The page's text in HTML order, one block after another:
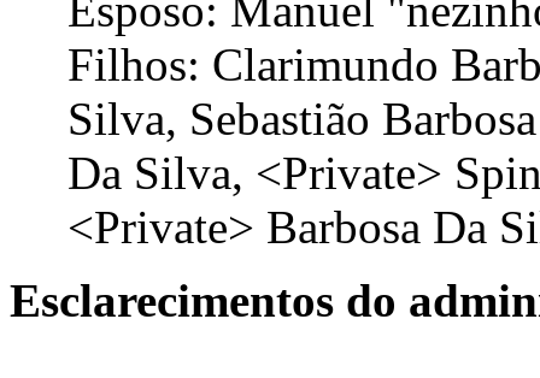
Filhos: Clarimundo
Silva, Sebastião
Da Silva, <Private>
<Private> Barbosa Da
Esclarecimentos do